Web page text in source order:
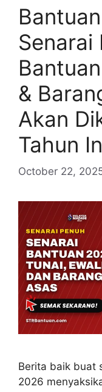
Senarai
&
Akan
Tahun
October 22,
Berita baik buat
2026